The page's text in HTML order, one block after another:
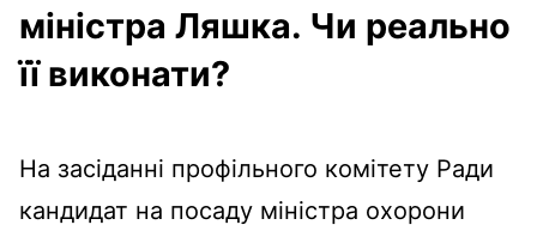
міністра Ляшка. Чи реально
її виконати?
На засіданні профільного комітету Ради
кандидат на посаду міністра охорони